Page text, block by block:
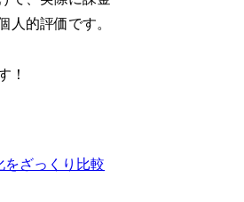
人的評価です。
！
をざっくり比較